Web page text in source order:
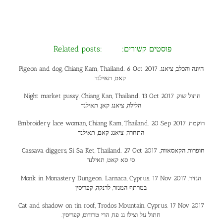
Related posts: :פוסטים קשורים
Pigeon and dog, Chiang Kam, Thailand. 6 Oct 2017 .היונה והכלב, ציאנג
קאם, תאילנד
Night market pussy, Chiang Kan, Thailand. 13 Oct 2017 .חתול שוק
הלילה, ציאנג קאן, תאילנד
Embroidery lace woman, Chiang Kam, Thailand. 20 Sep 2017 .רוקמת
התחרה, ציאנג קאם, תאילנד
Cassava diggers, Si Sa Ket, Thailand. 27 Oct 2017 .חופרות הקאסאווה,
סי סא קאט, תאילנד
Monk in Monastery Dungeon. Larnaca, Cyprus. 17 Nov 2017 .הנזיר
במרתף המנזר, לרנקה, קפריסין
Cat and shadow on tin roof, Trodos Mountain, Cyprus. 17 Nov 2017
.חתול על וצילו גג פח, הרי טרודוס, קפריסין